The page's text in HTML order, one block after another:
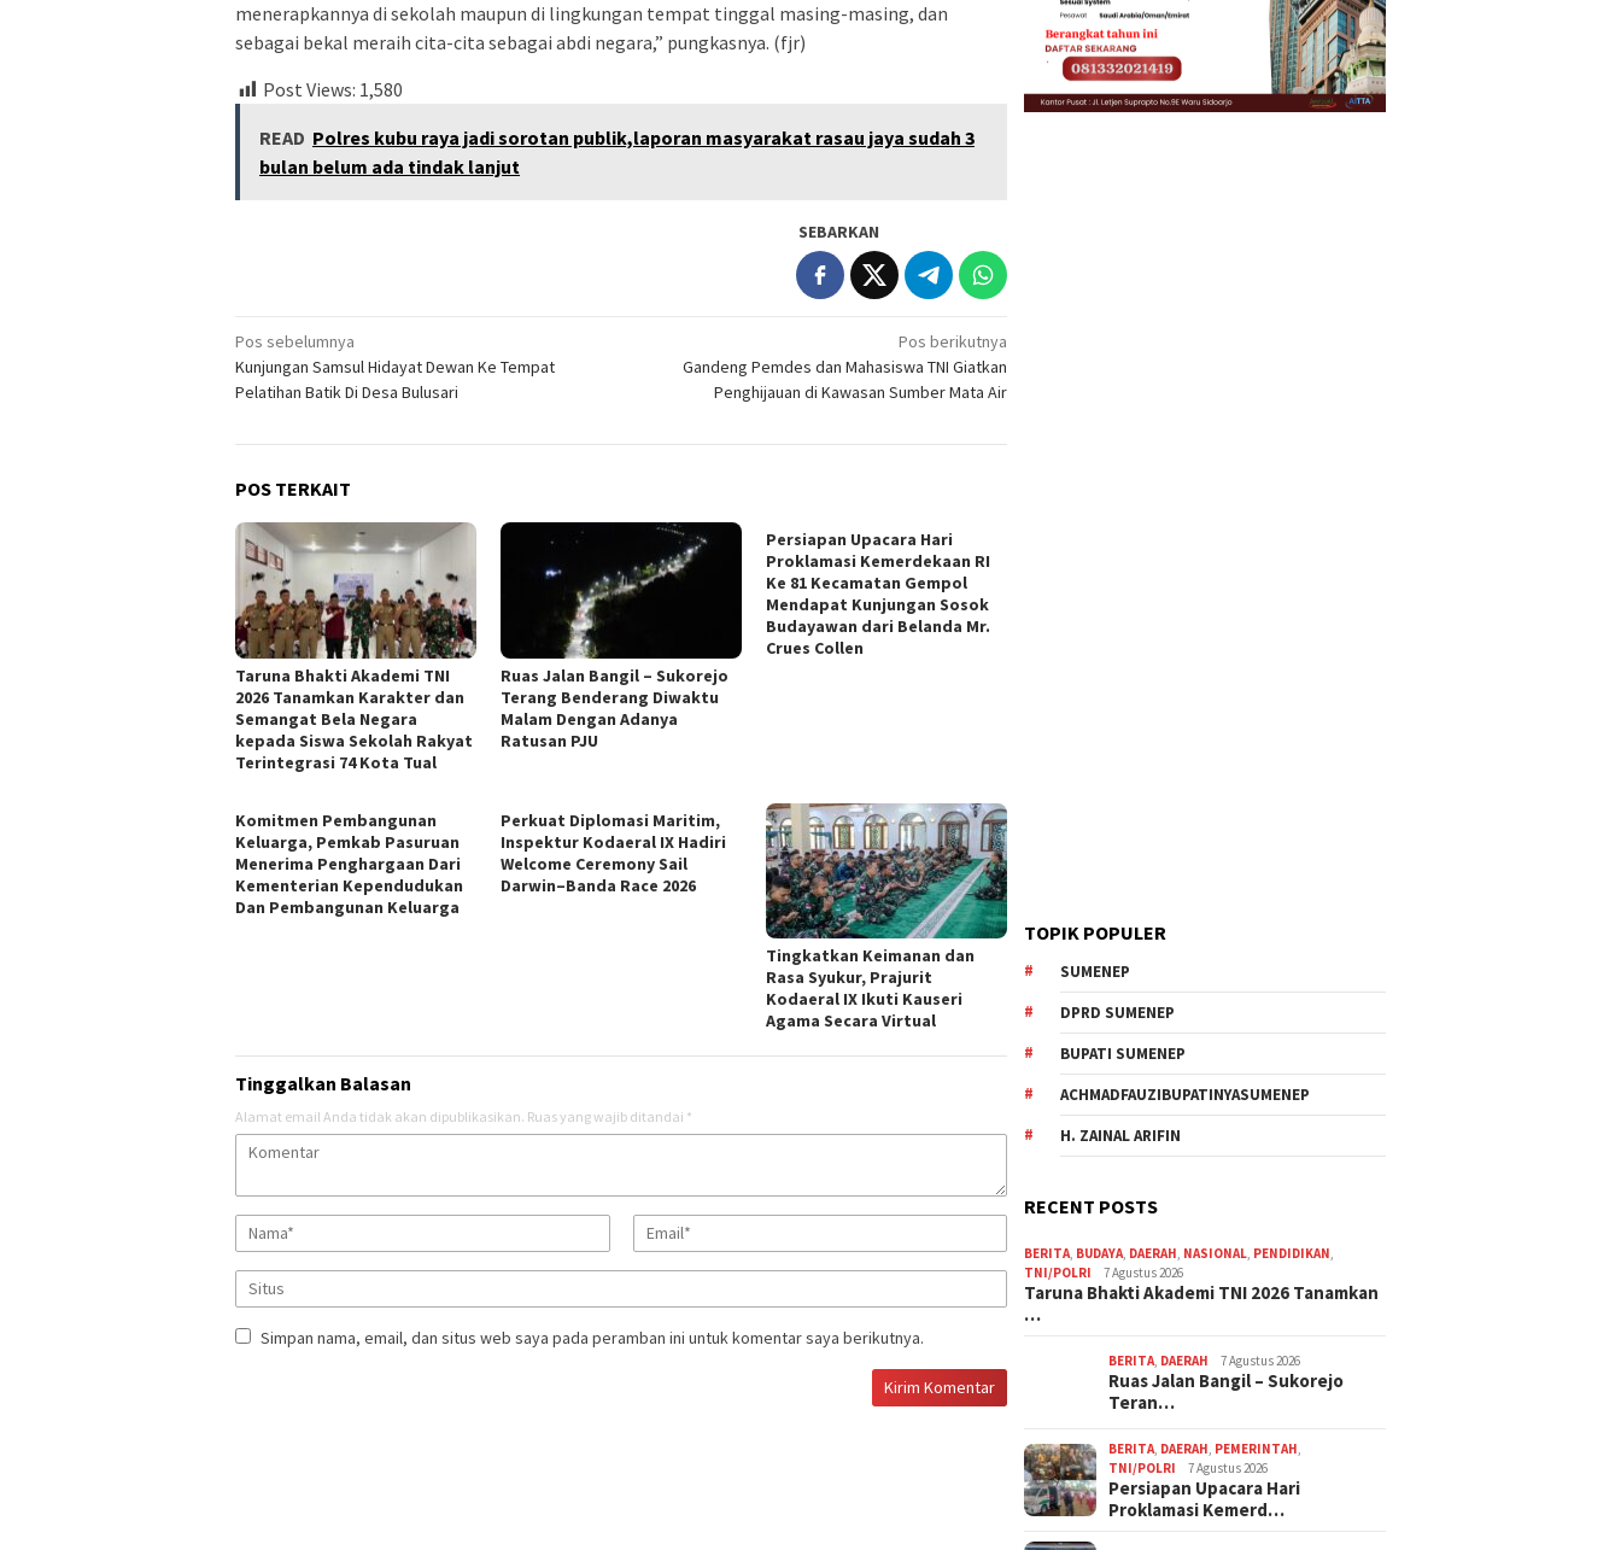
menerapkannya di sekolah maupun di lingkungan tempat tinggal masing-masing, dan
sebagai bekal meraih cita-cita sebagai abdi negara,” pungkasnya. (fjr)
Post Views: 1,580
READ Polres kubu raya jadi sorotan publik,laporan masyarakat rasau jaya sudah 3
bulan belum ada tindak lanjut
SEBARKAN
Navigasi
pos
Pos sebelumnya
Kunjungan Samsul Hidayat Dewan Ke Tempat
Pelatihan Batik Di Desa Bulusari
Pos berikutnya
Gandeng Pemdes dan Mahasiswa TNI Giatkan
Penghijauan di Kawasan Sumber Mata Air
POS TERKAIT
Taruna Bhakti Akademi TNI
2026 Tanamkan Karakter dan
Semangat Bela Negara
kepada Siswa Sekolah Rakyat
Terintegrasi 74 Kota Tual
Ruas Jalan Bangil – Sukorejo
Terang Benderang Diwaktu
Malam Dengan Adanya
Ratusan PJU
Persiapan Upacara Hari
Proklamasi Kemerdekaan RI
Ke 81 Kecamatan Gempol
Mendapat Kunjungan Sosok
Budayawan dari Belanda Mr.
Crues Collen
Komitmen Pembangunan
Keluarga, Pemkab Pasuruan
Menerima Penghargaan Dari
Kementerian Kependudukan
Dan Pembangunan Keluarga
Perkuat Diplomasi Maritim,
Inspektur Kodaeral IX Hadiri
Welcome Ceremony Sail
Darwin–Banda Race 2026
Tingkatkan Keimanan dan
Rasa Syukur, Prajurit
Kodaeral IX Ikuti Kauseri
Agama Secara Virtual
Tinggalkan Balasan
Alamat email Anda tidak akan dipublikasikan. Ruas yang wajib ditandai *
Simpan nama, email, dan situs web saya pada peramban ini untuk komentar saya berikutnya.
TOPIK POPULER
SUMENEP
DPRD SUMENEP
BUPATI SUMENEP
ACHMADFAUZIBUPATINYASUMENEP
H. ZAINAL ARIFIN
RECENT POSTS
BERITA, BUDAYA, DAERAH, NASIONAL, PENDIDIKAN,
TNI/POLRI
7 Agustus 2026
Taruna Bhakti Akademi TNI 2026 Tanamkan
…
BERITA, DAERAH 7 Agustus 2026
Ruas Jalan Bangil – Sukorejo
Teran…
BERITA, DAERAH, PEMERINTAH,
TNI/POLRI
7 Agustus 2026
Persiapan Upacara Hari
Proklamasi Kemerd…